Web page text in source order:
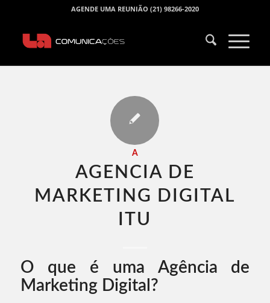
AGENDE UMA REUNIÃO (21) 98266-2020
A
AGENCIA DE
MARKETING DIGITAL
ITU​
O que é uma Agência de
Marketing Digital?